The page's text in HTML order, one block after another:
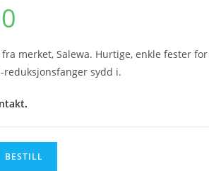
merket, Salewa. Hurtige, enkle fester
reduksjonsfanger sydd i.
.
BESTILL